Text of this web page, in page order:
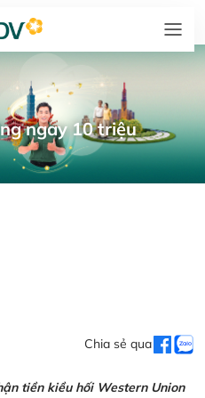
ngay 10 triệu
Chia sẻ qua
tiền kiều hối Western Union